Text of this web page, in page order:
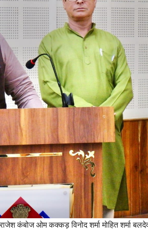
कंबोज ओम कक्कड़ विनोद शर्मा मोहित शर्मा